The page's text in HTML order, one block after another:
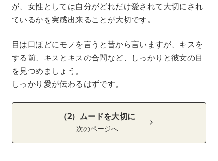
が、女性としては自分がどれだけ愛されて大切にされ
ているかを実感出来ることが大切です。
目は口ほどにモノを言うと昔から言いますが、キスを
する前、キスとキスの合間など、しっかりと彼女の目
を見つめましょう。
しっかり愛が伝わるはずです。
（2）ムードを大切に
次のページへ